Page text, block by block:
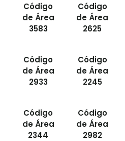
Código
de Área
3583
Código
de Área
2625
Código
de Área
2933
Código
de Área
2245
Código
de Área
2344
Código
de Área
2982